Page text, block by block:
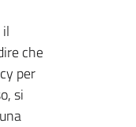
che
per
si